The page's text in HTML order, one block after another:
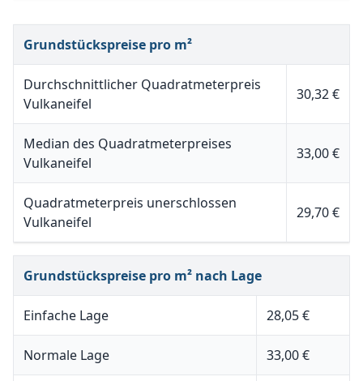
Grundstückspreise pro m²
Durchschnittlicher Quadratmeterpreis
Vulkaneifel
30,32 €
Median des Quadratmeterpreises
Vulkaneifel
33,00 €
Quadratmeterpreis unerschlossen
Vulkaneifel
29,70 €
Grundstückspreise pro m² nach Lage
Einfache Lage 28,05 €
Normale Lage 33,00 €